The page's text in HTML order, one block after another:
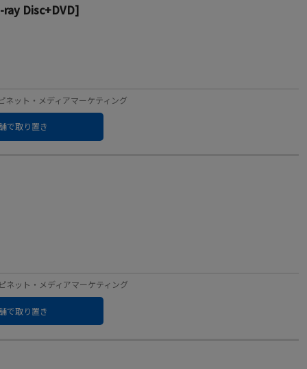
ray Disc+DVD]
ット・メディアマーケティング
で取り置き
ット・メディアマーケティング
で取り置き